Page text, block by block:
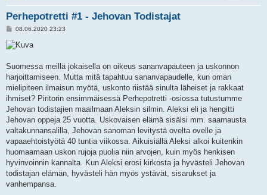
Perhepotretti #1 - Jehovan Todistajat
V
e
s
08.06.2020 23:23
Suomessa meillä jokaisella on oikeus sananvapauteen ja uskonnon
harjoittamiseen. Mutta mitä tapahtuu sananvapaudelle, kun oman
mielipiteen ilmaisun myötä, uskonto riistää sinulta läheiset ja rakkaat
ihmiset? Piritorin ensimmäisessä Perhepotretti -osiossa tutustumme
Jehovan todistajien maailmaan Aleksin silmin. Aleksi eli ja hengitti
Jehovan oppeja 25 vuotta. Uskovaisen elämä sisälsi mm. saarnausta
valtakunnansalilla, Jehovan sanoman levitystä ovelta ovelle ja
vapaaehtoistyötä 40 tuntia viikossa. Aikuisiällä Aleksi alkoi kuitenkin
huomaamaan uskon rujoja puolia niin arvojen, kuin myös henkisen
hyvinvoinnin kannalta. Kun Aleksi erosi kirkosta ja hyvästeli Jehovan
todistajan elämän, hyvästeli hän myös ystävät, sisarukset ja
vanhempansa.